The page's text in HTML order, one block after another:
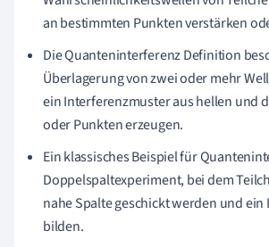
an bestimmten Punkten verstärken
Die Quanteninterferenz Definition
Überlagerung von zwei oder mehr
ein Interferenzmuster aus hellen und
oder Punkten erzeugen.
Ein klassisches Beispiel für
Doppelspaltexperiment, bei dem
nahe Spalte geschickt werden und
bilden.